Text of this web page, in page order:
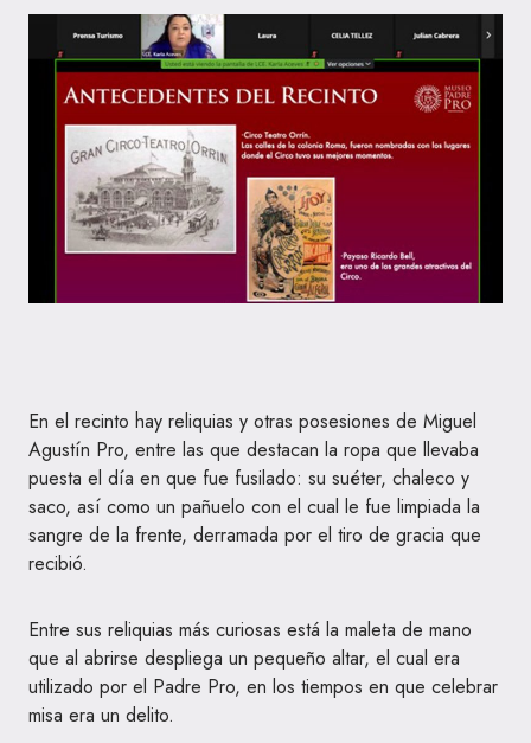
En el recinto hay reliquias y otras posesiones de Miguel
Agustín Pro, entre las que destacan la ropa que llevaba
puesta el día en que fue fusilado: su suéter, chaleco y
saco, así como un pañuelo con el cual le fue limpiada la
sangre de la frente, derramada por el tiro de gracia que
recibió.
Entre sus reliquias más curiosas está la maleta de mano
que al abrirse despliega un pequeño altar, el cual era
utilizado por el Padre Pro, en los tiempos en que celebrar
misa era un delito.